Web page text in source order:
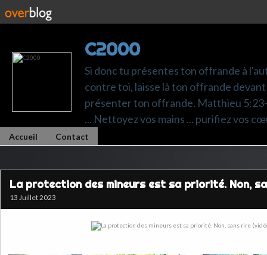
C2000
Si donc tu présentes ton offrande à
contre toi, laisse là ton offrande
présenter ton offrande. Matthieu 5:23-
... Nettoyez vos mains ... purifiez vos
Accueil Contact
La protection des mineurs est sa priorité. Non,
13 Juillet 2023